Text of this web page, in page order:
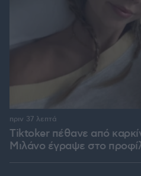
Tiktoker πέθανε από
Μιλάνο έγραψε στο
πριν 37 λεπτά